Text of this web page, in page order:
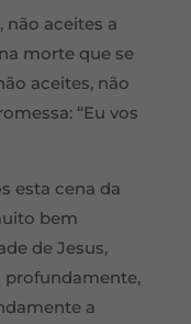
não aceites a
morte que se
aceites, não
“Eu vos
esta cena da
bem
de Jesus,
profundamente,
a